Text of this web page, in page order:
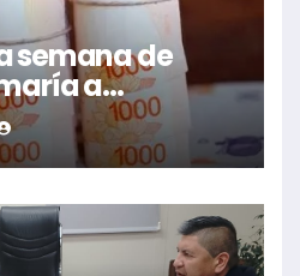
semana de
a